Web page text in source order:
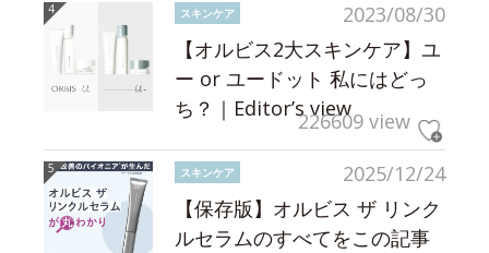
2023/08/30
スキンケア
【オルビス2大スキンケア】ユ
ー or ユードット 私にはどっ
ち？｜Editor’s view226609 view
2025/12/24
スキンケア
【保存版】オルビス ザ リンク
ルセラムのすべてをこの記事